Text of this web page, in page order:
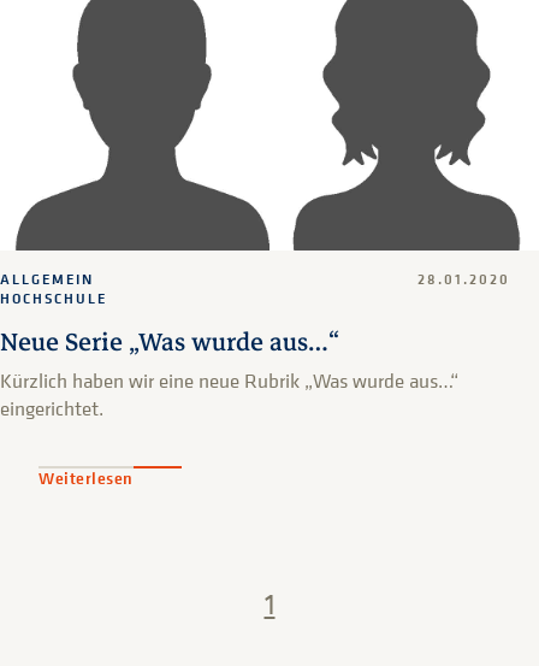
Neue Serie „Was wurde aus…“
ALLGEMEIN
HOCHSCHULE
28.01.2020
Kürzlich haben wir eine neue Rubrik „Was wurde aus…“
eingerichtet.
Weiterlesen
1